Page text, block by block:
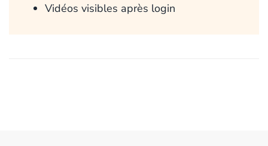
Vidéos visibles après login